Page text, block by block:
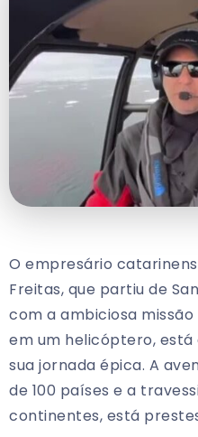
O empresário
Freitas, que partiu de
com a ambiciosa
em um helicóptero,
sua jornada épica. A
de 100 países e a
continentes, está